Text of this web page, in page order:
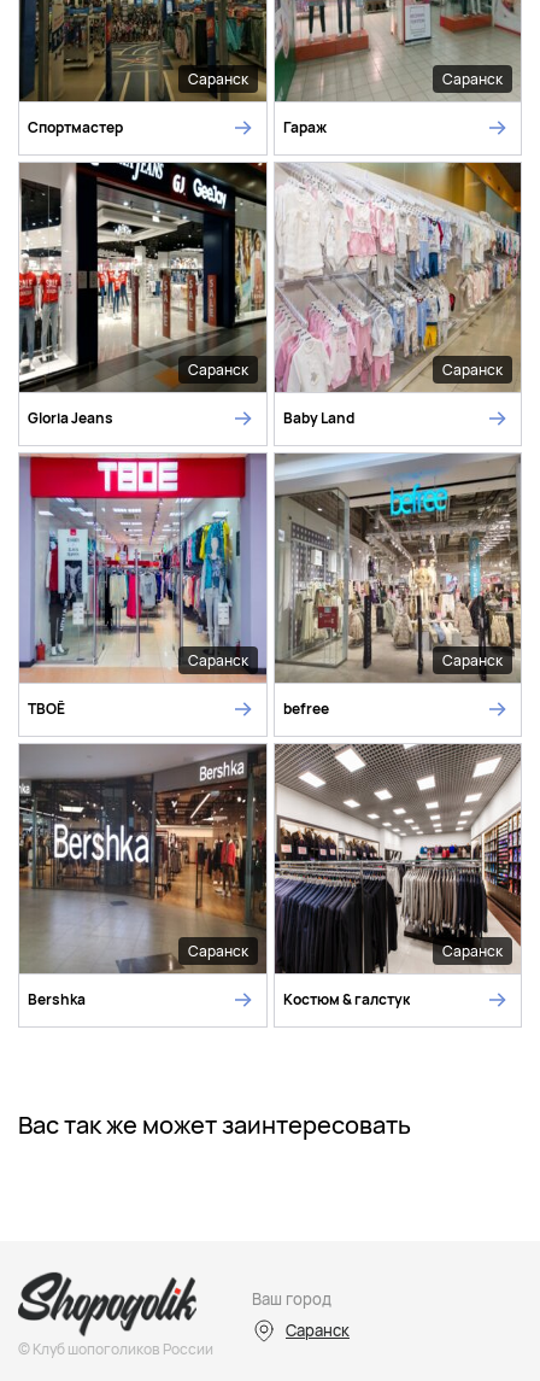
Саранск
Спортмастер
Саранск
Гараж
Саранск
Gloria Jeans
Саранск
Baby Land
Саранск
ТВОЁ
Саранск
befree
Саранск
Bershka
Саранск
Костюм & галстук
Вас так же может заинтересовать
© Клуб шопоголиков России
Ваш город
Саранск